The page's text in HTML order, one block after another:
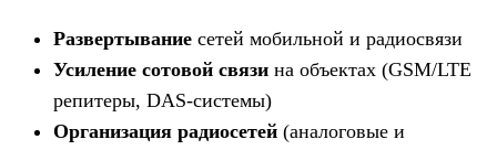
Развертывание сетей мобильной и радиосвязи
Усиление сотовой связи на объектах (GSM/LTE
репитеры, DAS-системы)
Организация радиосетей (аналоговые и